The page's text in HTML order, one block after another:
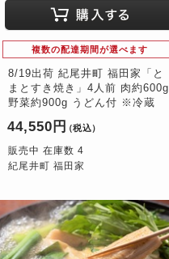
複数の配達期間が選べます
8/19出荷 紀尾井町 福田家「と
まとすき焼き」4人前 肉約600g
野菜約900g うどん付 ※冷蔵
44,550円 （税込）
販売中 在庫数 4
紀尾井町 福田家